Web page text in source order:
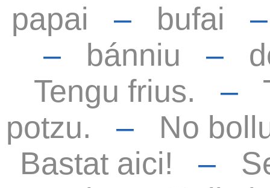
papai – bufai
– bánniu –
Tengu frius. –
potzu. – No
Bastat aici! –